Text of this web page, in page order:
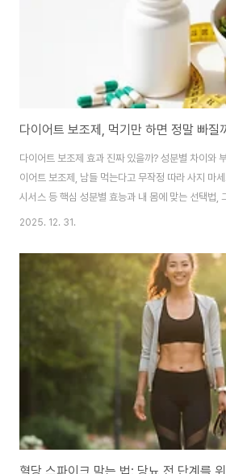
다이어트 보조제 효과 진짜 있을까? 성분별 차이와
이어트 보조제, 남들 먹는다고 무작정 따라 사지 마
시서스 등 핵심 성분별 효능과 내 몸에 맞는 선택법,
까지 상세 가이드로 실패 없는 다이어트를 시작하세
석인 것은 알지만, 바쁜 일상 속에서 조금이라도 도
제'를 검색해보신 적이 많으실 겁니다. 하지만 시중
중 나에게 맞는 것을 고르기란 결코 쉽지 않습니다.
원리부터 성분별 특징, 그리고 건강을 해치지 않는
게 파헤쳐 보겠습니..
2025. 12. 31.